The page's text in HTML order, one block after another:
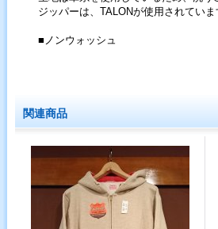
ジッパーは、TALONが使用されていま
■ノンウォッシュ
関連商品